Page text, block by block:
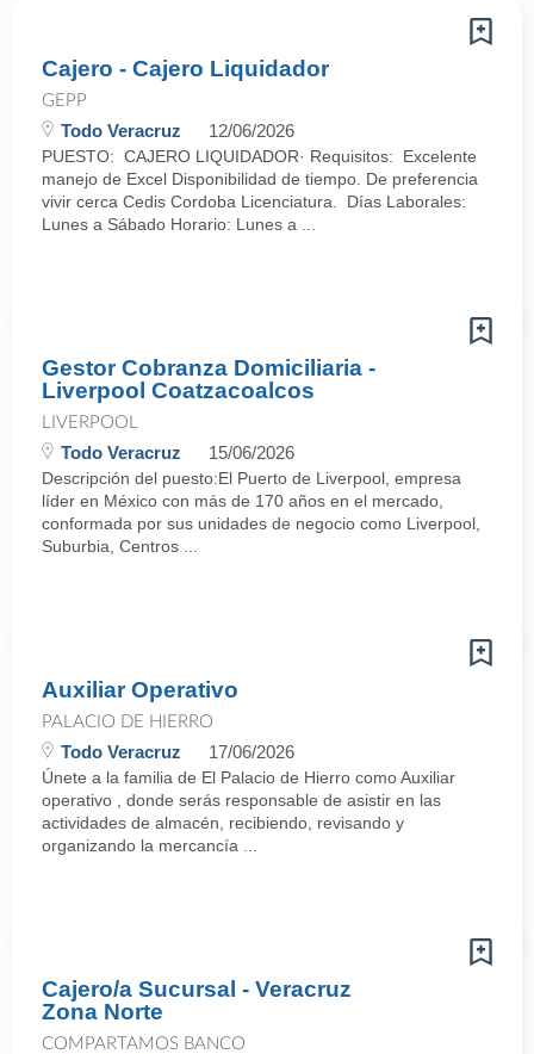
Cajero - Cajero Liquidador
GEPP
Todo Veracruz 12/06/2026
PUESTO: CAJERO LIQUIDADOR· Requisitos: Excelente
manejo de Excel Disponibilidad de tiempo. De preferencia
vivir cerca Cedis Cordoba Licenciatura. Días Laborales:
Lunes a Sábado Horario: Lunes a ...
Gestor Cobranza Domiciliaria -
Liverpool Coatzacoalcos
LIVERPOOL
Todo Veracruz 15/06/2026
Descripción del puesto:El Puerto de Liverpool, empresa
líder en México con más de 170 años en el mercado,
conformada por sus unidades de negocio como Liverpool,
Suburbia, Centros ...
Auxiliar Operativo
PALACIO DE HIERRO
Todo Veracruz 17/06/2026
Únete a la familia de El Palacio de Hierro como Auxiliar
operativo , donde serás responsable de asistir en las
actividades de almacén, recibiendo, revisando y
organizando la mercancía ...
Cajero/a Sucursal - Veracruz
Zona Norte
COMPARTAMOS BANCO